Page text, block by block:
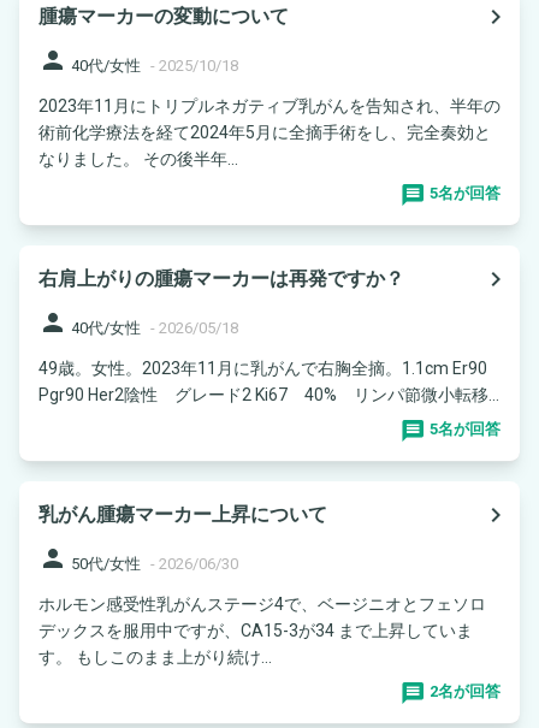
腫瘍マーカーの変動について
navigate_next
person 40代/女性 - 2025/10/18
2023年11月にトリプルネガティブ乳がんを告知され、半年の
術前化学療法を経て2024年5月に全摘手術をし、完全奏効と
なりました。 その後半年...
5名が回答
右肩上がりの腫瘍マーカーは再発ですか？
navigate_next
person 40代/女性 - 2026/05/18
49歳。女性。2023年11月に乳がんで右胸全摘。1.1cm Er90
Pgr90 Her2陰性 グレード2 Ki67 40% リンパ節微小転移...
5名が回答
乳がん腫瘍マーカー上昇について
navigate_next
person 50代/女性 - 2026/06/30
ホルモン感受性乳がんステージ4で、ベージニオとフェソロ
デックスを服用中ですが、CA15-3が34 まで上昇していま
す。 もしこのまま上がり続け...
2名が回答